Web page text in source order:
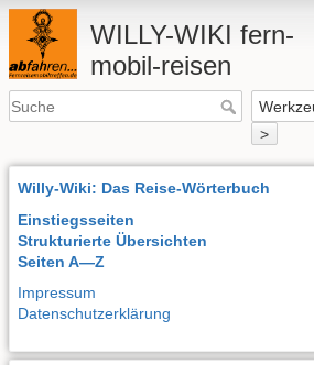
WILLY-WIKI fern-
mobil-reisen
>
Willy-Wiki: Das Reise-Wörterbuch
Einstiegsseiten
Strukturierte Übersichten
Seiten A—Z
Impressum
Datenschutzerklärung